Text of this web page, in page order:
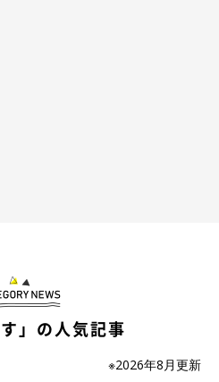
」の人気記事
※2026年8月更新